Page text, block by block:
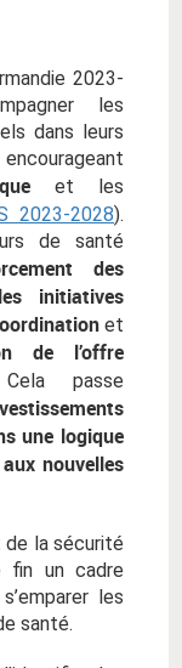
2023-
les
dans leurs
et les
2023-2028).
de santé
des
initiatives
et
de l’offre
passe
une logique
nouvelles
de la sécurité
un cadre
les
santé.